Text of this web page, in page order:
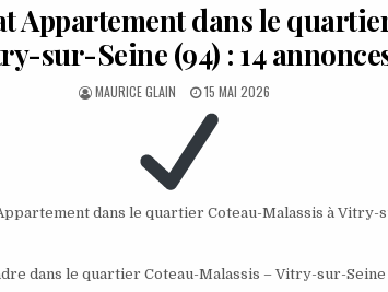
Appartement dans le
sur-Seine (94) : 14
AUTHOR:
MAURICE GLAIN
PUBLISHED
DATE:
15 MAI 2026
dans le quartier Coteau-Malassis à Vitry-
dans le quartier Coteau-Malassis – Vitry-sur-Seine